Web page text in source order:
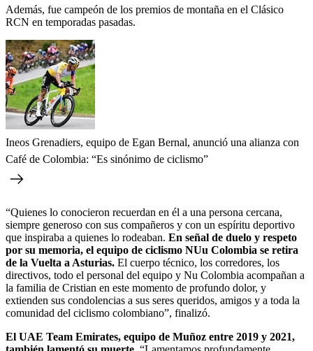
Además, fue campeón de los premios de montaña en el Clásico
RCN en temporadas pasadas.
Ineos Grenadiers, equipo de Egan Bernal, anunció una alianza con
Café de Colombia: “Es sinónimo de ciclismo”
“Quienes lo conocieron recuerdan en él a una persona cercana,
siempre generoso con sus compañeros y con un espíritu deportivo
que inspiraba a quienes lo rodeaban. En señal de duelo y respeto
por su memoria, el equipo de ciclismo NUu Colombia se retira
de la Vuelta a Asturias. El cuerpo técnico, los corredores, los
directivos, todo el personal del equipo y Nu Colombia acompañan a
la familia de Cristian en este momento de profundo dolor, y
extienden sus condolencias a sus seres queridos, amigos y a toda la
comunidad del ciclismo colombiano”, finalizó.
El UAE Team Emirates, equipo de Muñoz entre 2019 y 2021,